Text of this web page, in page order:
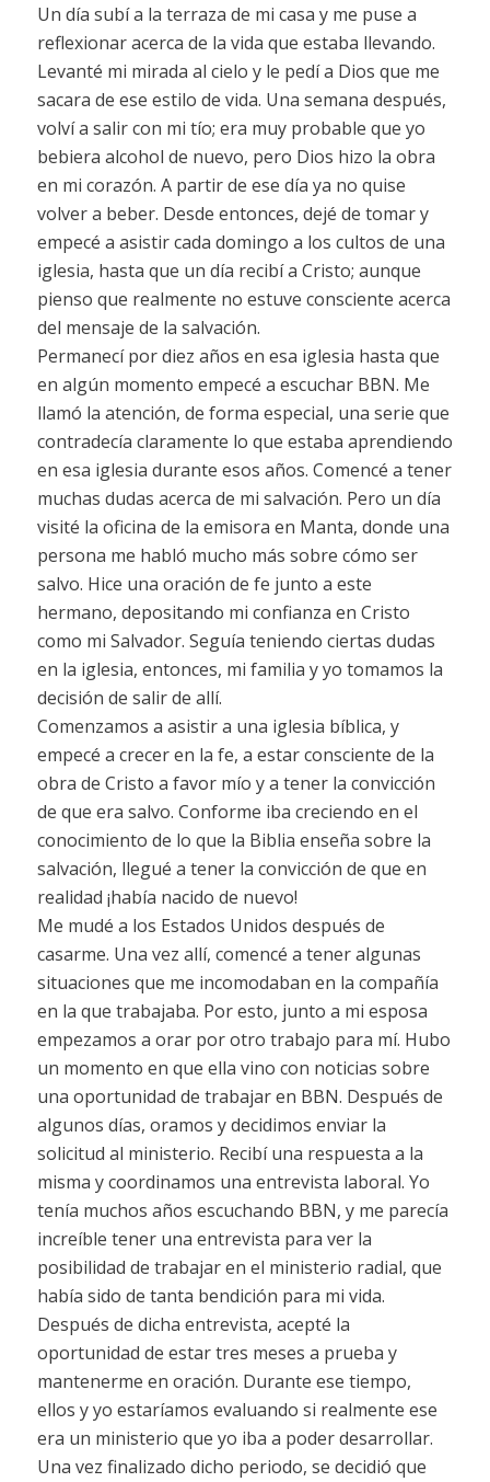
Un día subí a la terraza de mi casa y me puse a
reflexionar acerca de la vida que estaba llevando.
Levanté mi mirada al cielo y le pedí a Dios que me
sacara de ese estilo de vida. Una semana después,
volví a salir con mi tío; era muy probable que yo
bebiera alcohol de nuevo, pero Dios hizo la obra
en mi corazón. A partir de ese día ya no quise
volver a beber. Desde entonces, dejé de tomar y
empecé a asistir cada domingo a los cultos de una
iglesia, hasta que un día recibí a Cristo; aunque
pienso que realmente no estuve consciente acerca
del mensaje de la salvación.
Permanecí por diez años en esa iglesia hasta que
en algún momento empecé a escuchar BBN. Me
llamó la atención, de forma especial, una serie que
contradecía claramente lo que estaba aprendiendo
en esa iglesia durante esos años. Comencé a tener
muchas dudas acerca de mi salvación. Pero un día
visité la oficina de la emisora en Manta, donde una
persona me habló mucho más sobre cómo ser
salvo. Hice una oración de fe junto a este
hermano, depositando mi confianza en Cristo
como mi Salvador. Seguía teniendo ciertas dudas
en la iglesia, entonces, mi familia y yo tomamos la
decisión de salir de allí.
Comenzamos a asistir a una iglesia bíblica, y
empecé a crecer en la fe, a estar consciente de la
obra de Cristo a favor mío y a tener la convicción
de que era salvo. Conforme iba creciendo en el
conocimiento de lo que la Biblia enseña sobre la
salvación, llegué a tener la convicción de que en
realidad ¡había nacido de nuevo!
Me mudé a los Estados Unidos después de
casarme. Una vez allí, comencé a tener algunas
situaciones que me incomodaban en la compañía
en la que trabajaba. Por esto, junto a mi esposa
empezamos a orar por otro trabajo para mí. Hubo
un momento en que ella vino con noticias sobre
una oportunidad de trabajar en BBN. Después de
algunos días, oramos y decidimos enviar la
solicitud al ministerio. Recibí una respuesta a la
misma y coordinamos una entrevista laboral. Yo
tenía muchos años escuchando BBN, y me parecía
increíble tener una entrevista para ver la
posibilidad de trabajar en el ministerio radial, que
había sido de tanta bendición para mi vida.
Después de dicha entrevista, acepté la
oportunidad de estar tres meses a prueba y
mantenerme en oración. Durante ese tiempo,
ellos y yo estaríamos evaluando si realmente ese
era un ministerio que yo iba a poder desarrollar.
Una vez finalizado dicho periodo, se decidió que